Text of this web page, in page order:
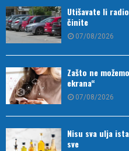
Utišavate li
činite
07/08/2026
Zašto ne
ekrana“
07/08/2026
Nisu sva ulja
sve